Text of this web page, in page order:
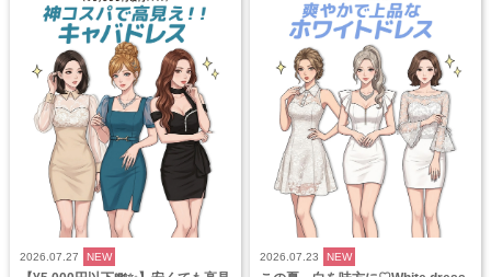
2026.07.27 NEW 2026.07.23 NEW